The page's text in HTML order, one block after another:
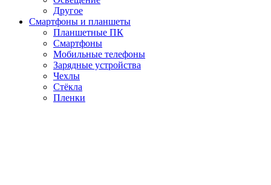
Другое
Смартфоны и планшеты
Планшетные ПК
Смартфоны
Мобильные телефоны
Зарядные устройства
Чехлы
Стёкла
Пленки